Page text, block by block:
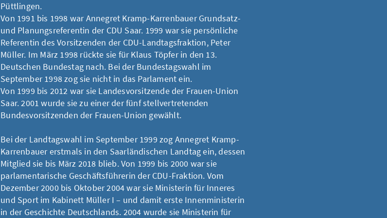
Püttlingen.
Von 1991 bis 1998 war Annegret Kramp-Karrenbauer Grundsatz-
und Planungsreferentin der CDU Saar. 1999 war sie persönliche
Referentin des Vorsitzenden der CDU-Landtagsfraktion, Peter
Müller. Im März 1998 rückte sie für Klaus Töpfer in den 13.
Deutschen Bundestag nach. Bei der Bundestagswahl im
September 1998 zog sie nicht in das Parlament ein.
Von 1999 bis 2012 war sie Landesvorsitzende der Frauen-Union
Saar. 2001 wurde sie zu einer der fünf stellvertretenden
Bundesvorsitzenden der Frauen-Union gewählt.
Bei der Landtagswahl im September 1999 zog Annegret Kramp-
Karrenbauer erstmals in den Saarländischen Landtag ein, dessen
Mitglied sie bis März 2018 blieb. Von 1999 bis 2000 war sie
parlamentarische Geschäftsführerin der CDU-Fraktion. Vom
Dezember 2000 bis Oktober 2004 war sie Ministerin für Inneres
und Sport im Kabinett Müller I – und damit erste Innenministerin
in der Geschichte Deutschlands. 2004 wurde sie Ministerin für